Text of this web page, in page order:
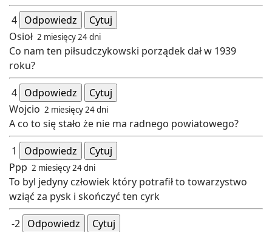
4 Odpowiedz
Cytuj
Osioł 2 miesięcy 24 dni
Co nam ten piłsudczykowski porządek dał w 1939
roku?
4 Odpowiedz
Cytuj
Wojcio 2 miesięcy 24 dni
A co to się stało że nie ma radnego powiatowego?
1 Odpowiedz
Cytuj
Ppp 2 miesięcy 24 dni
To byl jedyny człowiek który potrafił to towarzystwo
wziąć za pysk i skończyć ten cyrk
-2 Odpowiedz
Cytuj